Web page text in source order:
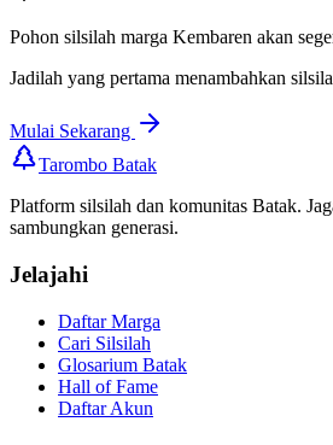
Pohon silsilah marga Kembaren akan
Jadilah yang pertama menambahkan
Mulai Sekarang
Tarombo Batak
Platform silsilah dan komunitas Batak.
sambungkan generasi.
Jelajahi
Daftar Marga
Cari Silsilah
Glosarium Batak
Hall of Fame
Daftar Akun